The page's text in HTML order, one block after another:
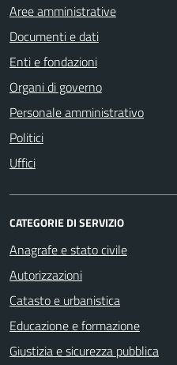
Aree amministrative
Documenti e dati
Enti e fondazioni
Organi di governo
Personale amministrativo
Politici
Uffici
CATEGORIE DI SERVIZIO
Anagrafe e stato civile
Autorizzazioni
Catasto e urbanistica
Educazione e formazione
Giustizia e sicurezza pubblica